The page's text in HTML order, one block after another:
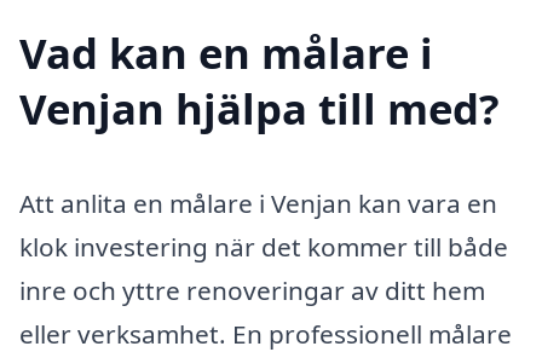
Vad kan en målare i
Venjan hjälpa till med?
Att anlita en målare i Venjan kan vara en
klok investering när det kommer till både
inre och yttre renoveringar av ditt hem
eller verksamhet. En professionell målare